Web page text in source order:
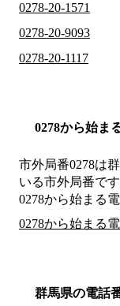
0278-20-1571
0278-20-9093
0278-20-1117
0278から始ま
市外局番0278は
いる市外局番です
0278から始まる
0278から始まる
群馬県の電話